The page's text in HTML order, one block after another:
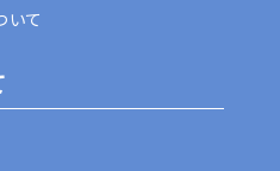
いて